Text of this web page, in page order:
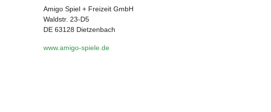
Amigo Spiel + Freizeit GmbH
Waldstr. 23-D5
DE 63128 Dietzenbach
www.amigo-spiele.de